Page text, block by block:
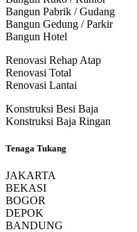
Bangun Pabrik / Gudang
Bangun Gedung / Parkir
Bangun Hotel
Renovasi Rehap Atap
Renovasi Total
Renovasi Lantai
Konstruksi Besi Baja
Konstruksi Baja Ringan
Tenaga Tukang
JAKARTA
BEKASI
BOGOR
DEPOK
BANDUNG